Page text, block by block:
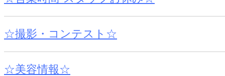
☆撮影・コンテスト☆
☆美容情報☆